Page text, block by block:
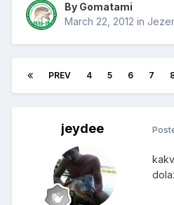
By Gomatami
March 22, 2012 in
PREV 4 5 6 7
jeydee